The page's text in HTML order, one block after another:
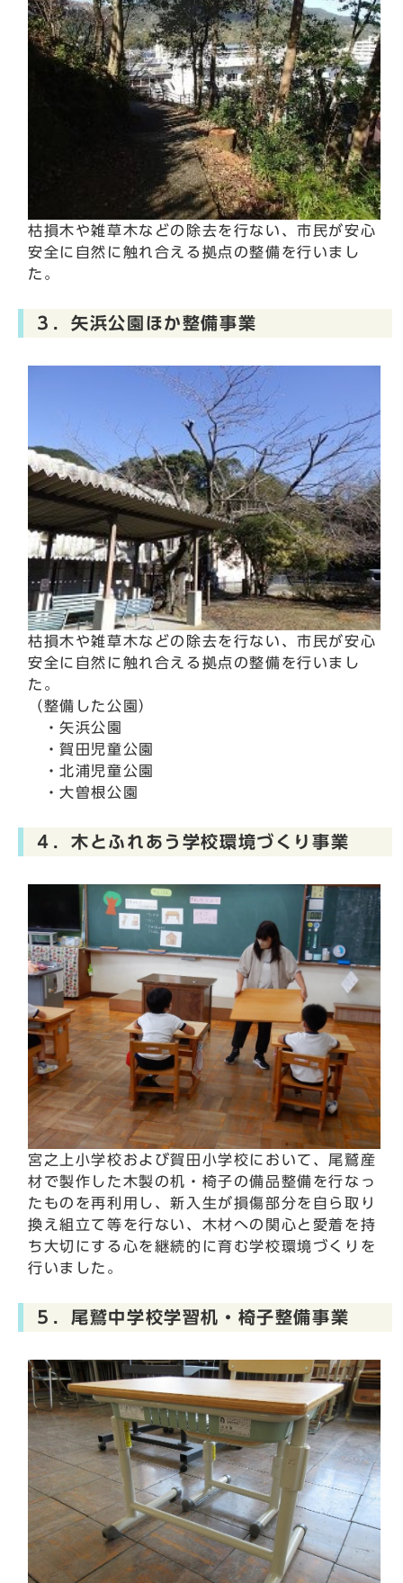
枯損木や雑草木などの除去を行ない、市民が安心
安全に自然に触れ合える拠点の整備を行いまし
た。
３．矢浜公園ほか整備事業
枯損木や雑草木などの除去を行ない、市民が安心
安全に自然に触れ合える拠点の整備を行いまし
た。
（整備した公園）
・矢浜公園
・賀田児童公園
・北浦児童公園
・大曽根公園
４．木とふれあう学校環境づくり事業
宮之上小学校および賀田小学校において、尾鷲産
材で製作した木製の机・椅子の備品整備を行なっ
たものを再利用し、新入生が損傷部分を自ら取り
換え組立て等を行ない、木材への関心と愛着を持
ち大切にする心を継続的に育む学校環境づくりを
行いました。
５．尾鷲中学校学習机・椅子整備事業